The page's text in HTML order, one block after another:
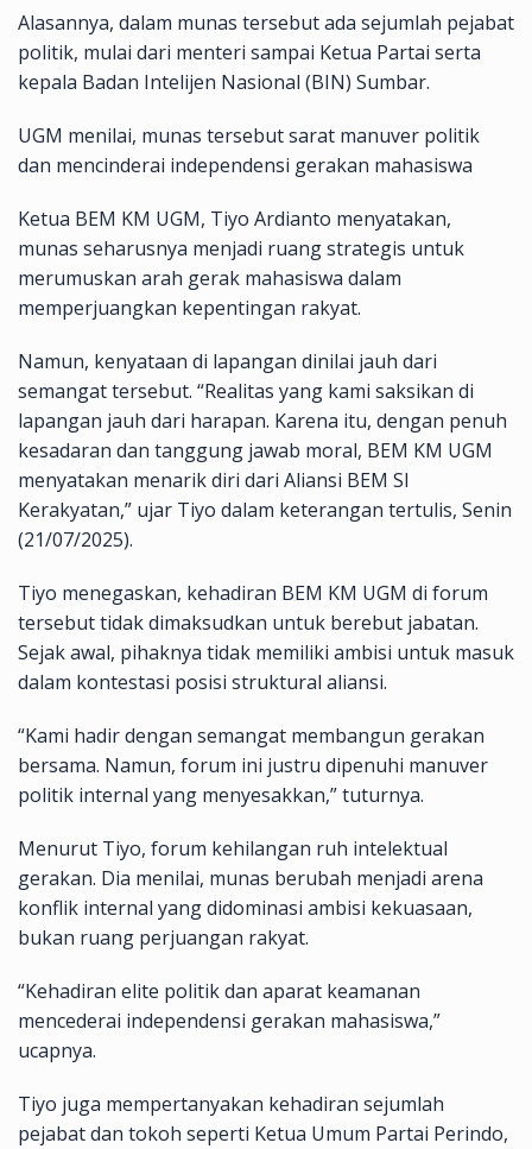
Alasannya, dalam munas tersebut ada sejumlah pejabat
politik, mulai dari menteri sampai Ketua Partai serta
kepala Badan Intelijen Nasional (BIN) Sumbar.
UGM menilai, munas tersebut sarat manuver politik
dan mencinderai independensi gerakan mahasiswa
Ketua BEM KM UGM, Tiyo Ardianto menyatakan,
munas seharusnya menjadi ruang strategis untuk
merumuskan arah gerak mahasiswa dalam
memperjuangkan kepentingan rakyat.
Namun, kenyataan di lapangan dinilai jauh dari
semangat tersebut. “Realitas yang kami saksikan di
lapangan jauh dari harapan. Karena itu, dengan penuh
kesadaran dan tanggung jawab moral, BEM KM UGM
menyatakan menarik diri dari Aliansi BEM SI
Kerakyatan,” ujar Tiyo dalam keterangan tertulis, Senin
(21/07/2025).
Tiyo menegaskan, kehadiran BEM KM UGM di forum
tersebut tidak dimaksudkan untuk berebut jabatan.
Sejak awal, pihaknya tidak memiliki ambisi untuk masuk
dalam kontestasi posisi struktural aliansi.
“Kami hadir dengan semangat membangun gerakan
bersama. Namun, forum ini justru dipenuhi manuver
politik internal yang menyesakkan,” tuturnya.
Menurut Tiyo, forum kehilangan ruh intelektual
gerakan. Dia menilai, munas berubah menjadi arena
konflik internal yang didominasi ambisi kekuasaan,
bukan ruang perjuangan rakyat.
“Kehadiran elite politik dan aparat keamanan
mencederai independensi gerakan mahasiswa,”
ucapnya.
Tiyo juga mempertanyakan kehadiran sejumlah
pejabat dan tokoh seperti Ketua Umum Partai Perindo,